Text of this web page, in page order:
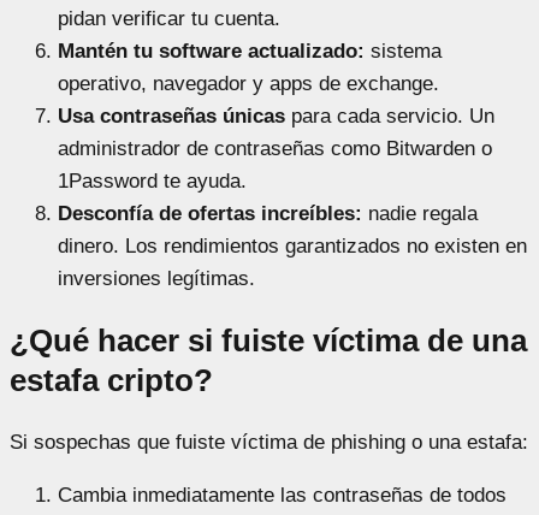
pidan verificar tu cuenta.
Mantén tu software actualizado: sistema
operativo, navegador y apps de exchange.
Usa contraseñas únicas para cada servicio. Un
administrador de contraseñas como Bitwarden o
1Password te ayuda.
Desconfía de ofertas increíbles: nadie regala
dinero. Los rendimientos garantizados no existen en
inversiones legítimas.
¿Qué hacer si fuiste víctima de una
estafa cripto?
Si sospechas que fuiste víctima de phishing o una estafa:
Cambia inmediatamente las contraseñas de todos